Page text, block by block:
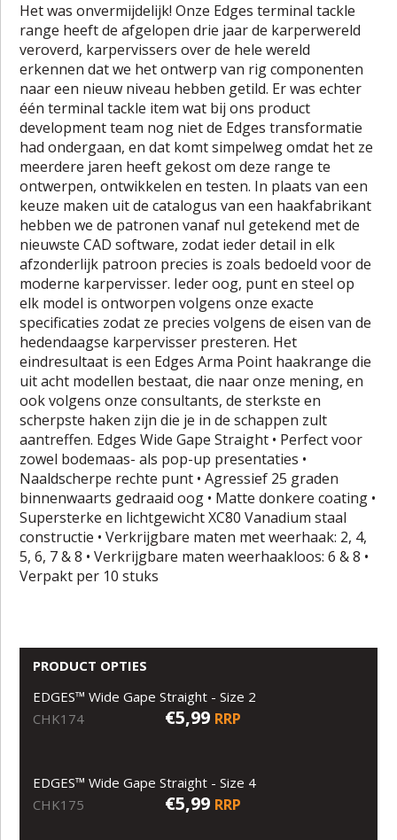
Het was onvermijdelijk! Onze Edges terminal tackle
range heeft de afgelopen drie jaar de karperwereld
veroverd, karpervissers over de hele wereld
erkennen dat we het ontwerp van rig componenten
naar een nieuw niveau hebben getild. Er was echter
één terminal tackle item wat bij ons product
development team nog niet de Edges transformatie
had ondergaan, en dat komt simpelweg omdat het ze
meerdere jaren heeft gekost om deze range te
ontwerpen, ontwikkelen en testen. In plaats van een
keuze maken uit de catalogus van een haakfabrikant
hebben we de patronen vanaf nul getekend met de
nieuwste CAD software, zodat ieder detail in elk
afzonderlijk patroon precies is zoals bedoeld voor de
moderne karpervisser. Ieder oog, punt en steel op
elk model is ontworpen volgens onze exacte
specificaties zodat ze precies volgens de eisen van de
hedendaagse karpervisser presteren. Het
eindresultaat is een Edges Arma Point haakrange die
uit acht modellen bestaat, die naar onze mening, en
ook volgens onze consultants, de sterkste en
scherpste haken zijn die je in de schappen zult
aantreffen. Edges Wide Gape Straight • Perfect voor
zowel bodemaas- als pop-up presentaties •
Naaldscherpe rechte punt • Agressief 25 graden
binnenwaarts gedraaid oog • Matte donkere coating •
Supersterke en lichtgewicht XC80 Vanadium staal
constructie • Verkrijgbare maten met weerhaak: 2, 4,
5, 6, 7 & 8 • Verkrijgbare maten weerhaakloos: 6 & 8 •
Verpakt per 10 stuks
PRODUCT OPTIES
EDGES™ Wide Gape Straight - Size 2
CHK174
€5,99 RRP
EDGES™ Wide Gape Straight - Size 4
CHK175
€5,99 RRP